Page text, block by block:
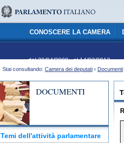
dal 29/04/2008 - al 14/03/2013
CONOSCERE LA CAMERA
Stai consultando: Camera dei deputati › Documenti
DOCUMENTI
Temi dell'attività parlamentare